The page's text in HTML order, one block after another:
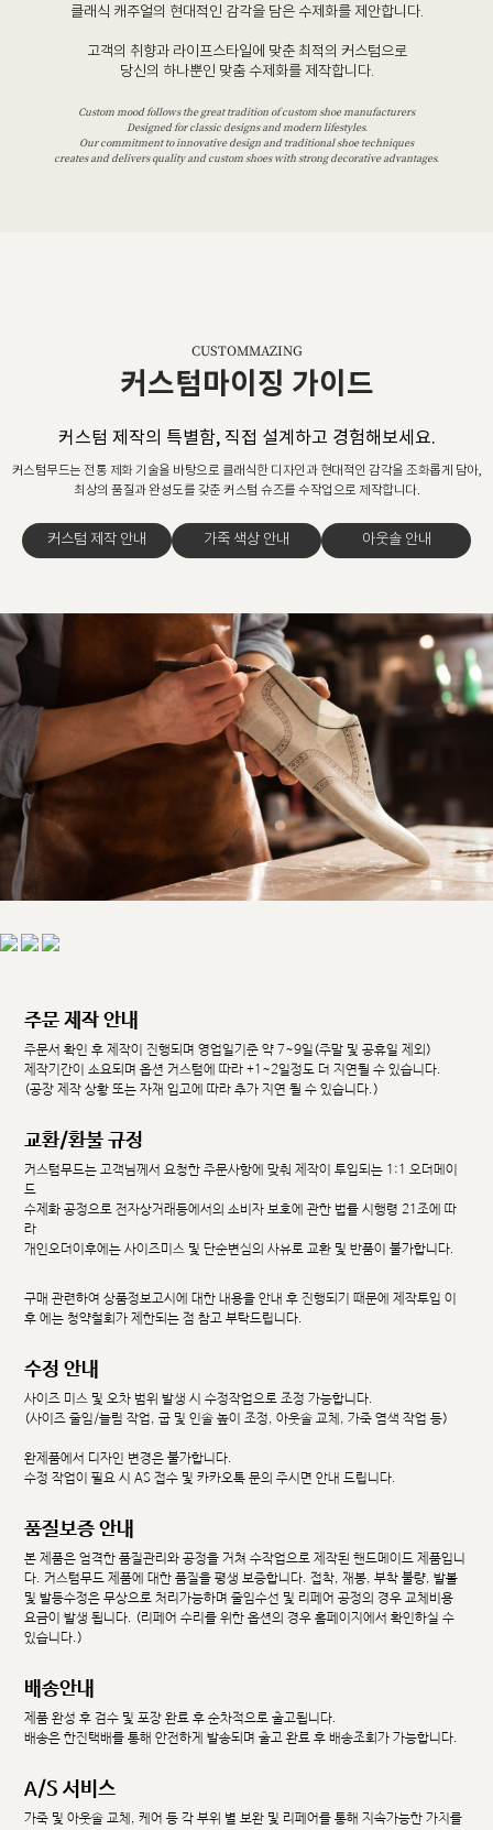
클래식 캐주얼의 현대적인 감각을 담은 수제화를 제안합니다.
고객의 취향과 라이프스타일에 맞춘 최적의 커스텀으로
당신의 하나뿐인 맞춤 수제화를 제작합니다.
Custom mood follows the great tradition of custom shoe manufacturers
Designed for classic designs and modern lifestyles.
Our commitment to innovative design and traditional shoe techniques
creates and delivers quality and custom shoes with strong decorative advantages.
CUSTOMMAZING
커스텀마이징 가이드
커스텀 제작의 특별함, 직접 설계하고 경험해보세요.
커스텀무드는 전통 제화 기술을 바탕으로 클래식한 디자인과 현대적인 감각을 조화롭게 담아,
최상의 품질과 완성도를 갖춘 커스텀 슈즈를 수작업으로 제작합니다.
커스텀 제작 안내 가죽 색상 안내 아웃솔 안내
주문 제작 안내
주문서 확인 후 제작이 진행되며 영업일기준 약 7~9일(주말 및 공휴일 제외)
제작기간이 소요되며 옵션 커스텀에 따라 +1~2일정도 더 지연될 수 있습니다.
(공장 제작 상황 또는 자재 입고에 따라 추가 지연 될 수 있습니다.)
교환/환불 규정
커스텀무드는 고객님께서 요청한 주문사항에 맞춰 제작이 투입되는 1:1 오더메이
드
수제화 공정으로 전자상거래등에서의 소비자 보호에 관한 법률 시행령 21조에 따
라
개인오더이후에는 사이즈미스 및 단순변심의 사유로 교환 및 반품이 불가합니다.
구매 관련하여 상품정보고시에 대한 내용을 안내 후 진행되기 때문에 제작투입 이
후 에는 청약철회가 제한되는 점 참고 부탁드립니다.
수정 안내
사이즈 미스 및 오차 범위 발생 시 수정작업으로 조정 가능합니다.
(사이즈 줄임/늘림 작업, 굽 및 인솔 높이 조정, 아웃솔 교체, 가죽 염색 작업 등)
완제품에서 디자인 변경은 불가합니다.
수정 작업이 필요 시 AS 접수 및 카카오톡 문의 주시면 안내 드립니다.
품질보증 안내
본 제품은 엄격한 품질관리와 공정을 거쳐 수작업으로 제작된 핸드메이드 제품입니
다. 커스텀무드 제품에 대한 품질을 평생 보증합니다. 접착, 재봉, 부착 불량, 발볼
및 발등수정은 무상으로 처리가능하며 줄임수선 및 리페어 공정의 경우 교체비용
요금이 발생 됩니다. (리페어 수리를 위한 옵션의 경우 홈페이지에서 확인하실 수
있습니다.)
배송안내
제품 완성 후 검수 및 포장 완료 후 순차적으로 출고됩니다.
배송은 한진택배를 통해 안전하게 발송되며 출고 완료 후 배송조회가 가능합니다.
A/S 서비스
가죽 및 아웃솔 교체, 케어 등 각 부위 별 보완 및 리페어를 통해 지속가능한 가치를